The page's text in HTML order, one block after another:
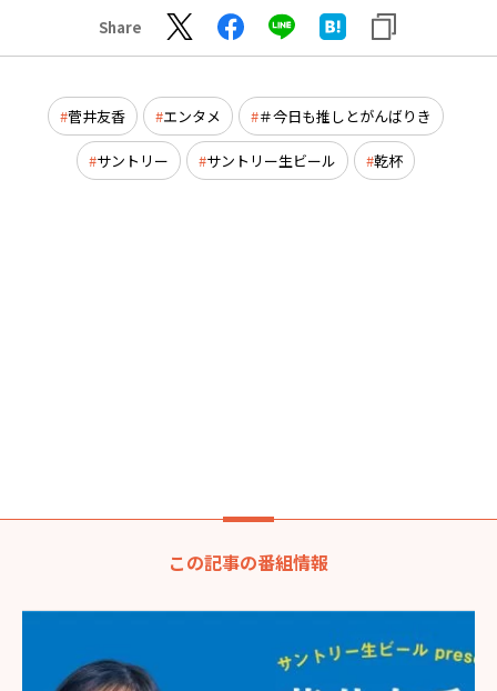
Share
菅井友香 エンタメ ＃今日も推しとがんばりき
サントリー サントリー生ビール 乾杯
この記事の番組情報